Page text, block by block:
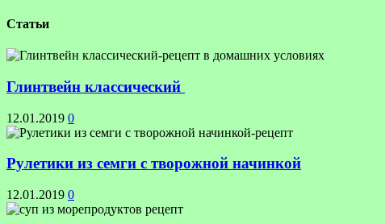
Статьи
Глинтвейн классический
12.01.2019 0
Рулетики из семги с творожной начинкой
12.01.2019 0